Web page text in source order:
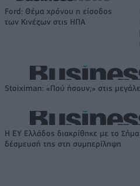
Ford: Θέμα χρόνου η είσοδος
των Κινέζων στις ΗΠΑ
Stoiximan: «Πού ήσουν;» στις
Η EY Ελλάδος διακρίθηκε με το
δέσμευσή της στη συμπερίληψη